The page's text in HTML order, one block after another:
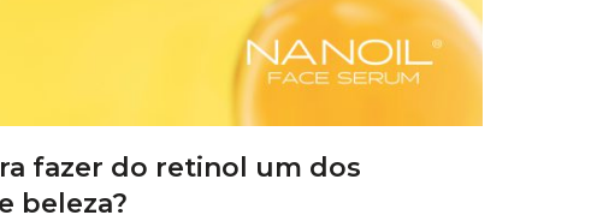
fazer do retinol um dos
beleza?